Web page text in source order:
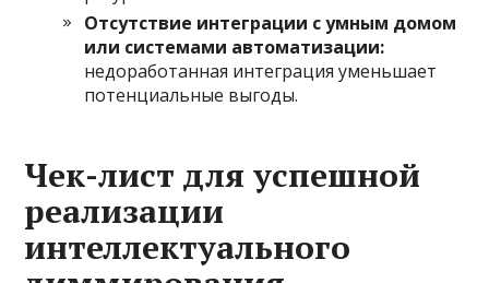
Отсутствие интеграции с умным домом
или системами автоматизации:
недоработанная интеграция уменьшает
потенциальные выгоды.
Чек-лист для успешной
реализации
интеллектуального